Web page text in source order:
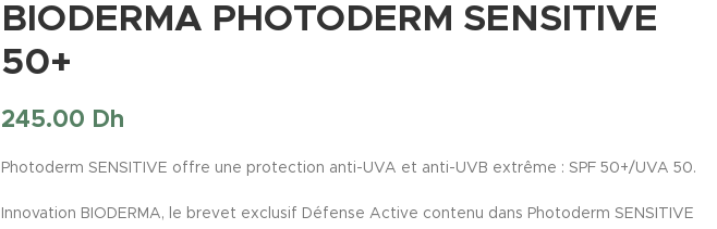
BIODERMA PHOTODERM SENSITIVE
50+
245.00 Dh
Photoderm SENSITIVE offre une protection anti-UVA et anti-UVB extrême : SPF 50+/UVA 50.
Innovation BIODERMA, le brevet exclusif Défense Active contenu dans Photoderm SENSITIVE